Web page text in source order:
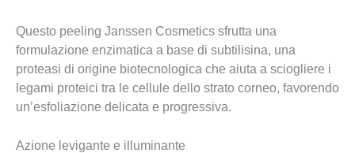
Questo peeling Janssen Cosmetics sfrutta una
formulazione enzimatica a base di subtilisina, una
proteasi di origine biotecnologica che aiuta a sciogliere i
legami proteici tra le cellule dello strato corneo, favorendo
un’esfoliazione delicata e progressiva.
Azione levigante e illuminante